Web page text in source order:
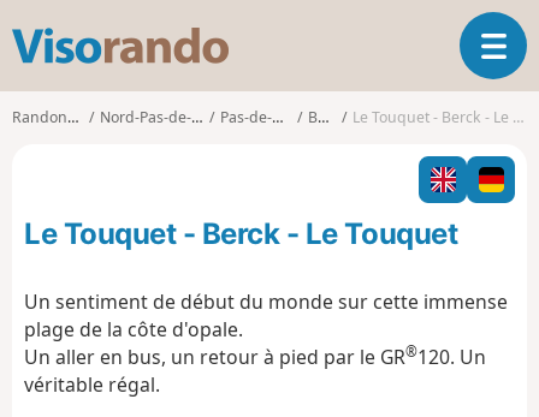
s
o
o
O
u
v
i
r
l
v
Randonnées Nord-Pas-de-Calais Pas-de-Calais Berck Le Touquet - Berck - Le Touquet
Le Touquet - Berck - Le Touquet
Un sentiment de début du monde sur cette immense
plage de la côte d'opale.
Un aller en bus, un retour à pied par le GR®120. Un
véritable régal.